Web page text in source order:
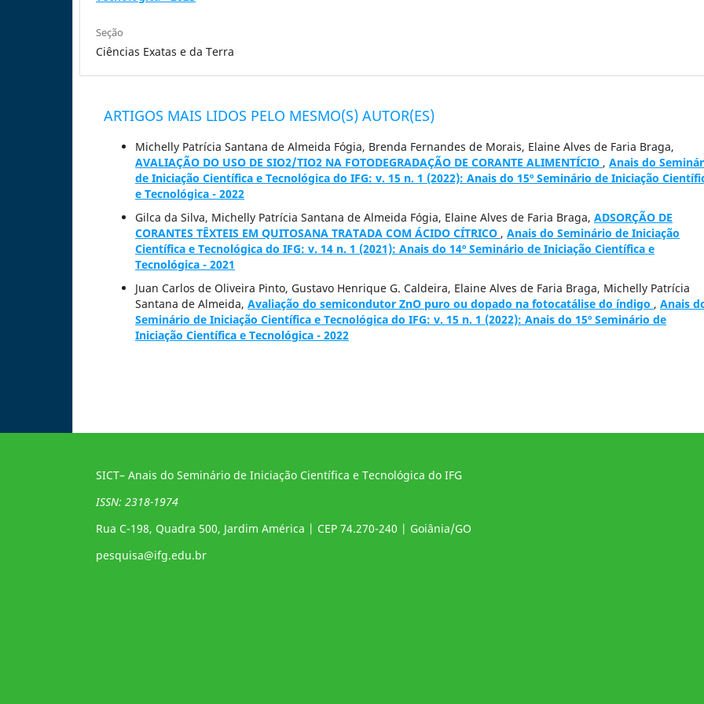
Seção
Ciências Exatas e da Terra
ARTIGOS MAIS LIDOS PELO MESMO(S) AUTOR(ES)
Michelly Patrícia Santana de Almeida Fógia, Brenda Fernandes de Morais, Elaine Alves de Faria Braga,
AVALIAÇÃO DO USO DE SIO2/TIO2 NA FOTODEGRADAÇÃO DE CORANTE ALIMENTÍCIO , Anais do
de Iniciação Científica e Tecnológica do IFG: v. 15 n. 1 (2022): Anais do 15º Seminário de Iniciação
e Tecnológica - 2022
Gilca da Silva, Michelly Patrícia Santana de Almeida Fógia, Elaine Alves de Faria Braga, ADSORÇÃO DE
CORANTES TÊXTEIS EM QUITOSANA TRATADA COM ÁCIDO CÍTRICO , Anais do Seminário de Iniciação
Científica e Tecnológica do IFG: v. 14 n. 1 (2021): Anais do 14º Seminário de Iniciação Científica e
Tecnológica - 2021
Juan Carlos de Oliveira Pinto, Gustavo Henrique G. Caldeira, Elaine Alves de Faria Braga, Michelly Patrícia
Santana de Almeida, Avaliação do semicondutor ZnO puro ou dopado na fotocatálise do índigo , Anais
Seminário de Iniciação Científica e Tecnológica do IFG: v. 15 n. 1 (2022): Anais do 15º Seminário de
Iniciação Científica e Tecnológica - 2022
SICT– Anais do Seminário de Iniciação Científica e Tecnológica do IFG
ISSN: 2318-1974
Rua C-198, Quadra 500, Jardim América | CEP 74.270-240 | Goiânia/GO
pesquisa@ifg.edu.br